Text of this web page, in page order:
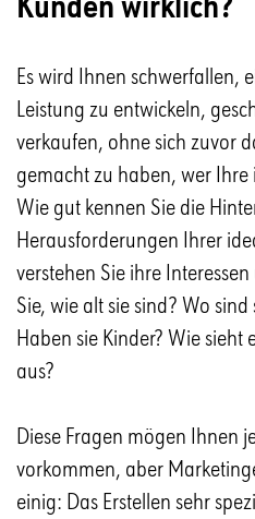
Es wird Ihnen schwerfallen,
Leistung zu entwickeln,
verkaufen, ohne sich zuvor
gemacht zu haben, wer
Wie gut kennen Sie die
Herausforderungen Ihrer
verstehen Sie ihre
Sie, wie alt sie sind? Wo sind
Haben sie Kinder? Wie sieht
aus?
Diese Fragen mögen Ihnen
vorkommen, aber
einig: Das Erstellen sehr